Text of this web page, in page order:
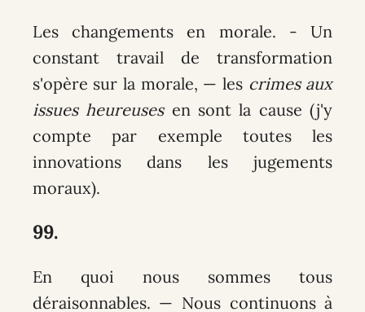
Les changements en morale. - Un
constant travail de transformation
s'opère sur la morale, — les crimes aux
issues heureusesen sont la cause (j'y
compte par exemple toutes les
innovations dans les jugements
moraux).
99.
En quoi nous sommes tous
déraisonnables. — Nous continuons à